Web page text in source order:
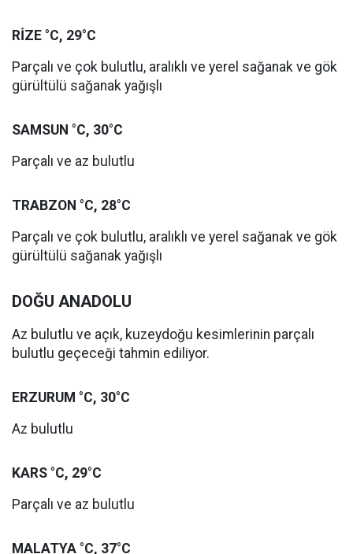
RİZE °C, 29°C
Parçalı ve çok bulutlu, aralıklı ve yerel sağanak ve gök
gürültülü sağanak yağışlı
SAMSUN °C, 30°C
Parçalı ve az bulutlu
TRABZON °C, 28°C
Parçalı ve çok bulutlu, aralıklı ve yerel sağanak ve gök
gürültülü sağanak yağışlı
DOĞU ANADOLU
Az bulutlu ve açık, kuzeydoğu kesimlerinin parçalı
bulutlu geçeceği tahmin ediliyor.
ERZURUM °C, 30°C
Az bulutlu
KARS °C, 29°C
Parçalı ve az bulutlu
MALATYA °C, 37°C